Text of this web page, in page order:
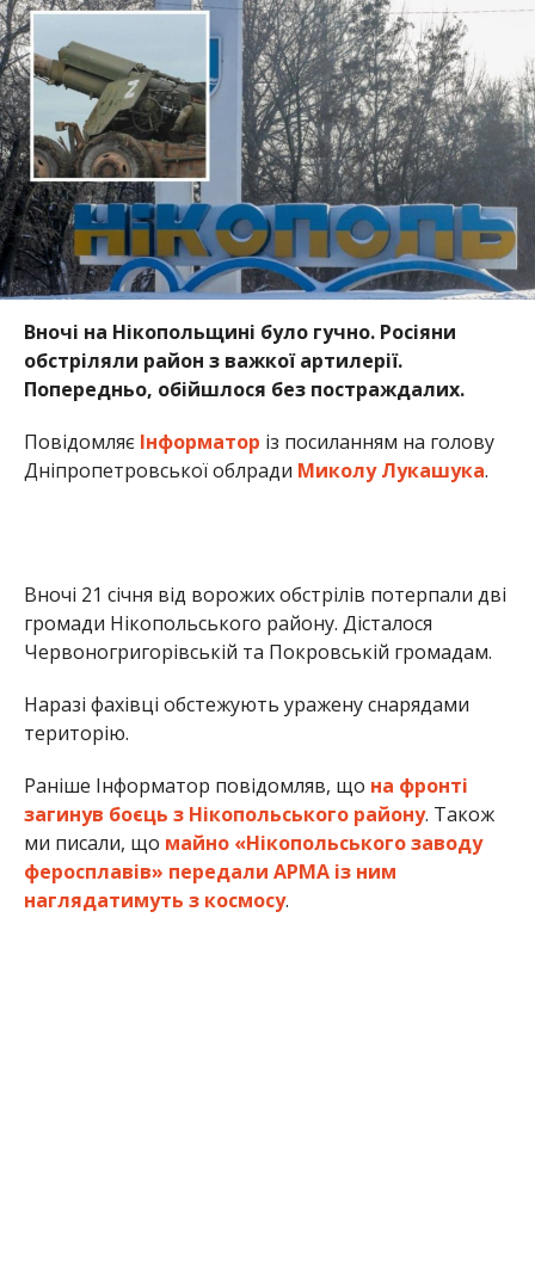
обстріляли район з важкої артилерії.
Попередньо, обійшлося без постраждалих.
ПовідомляєІнформаторіз посиланням на голову
Дніпропетровської облрадиМиколу Лукашука.
Вночі 21 січня від ворожих обстрілів потерпали дві
громади Нікопольського району. Дісталося
Наразі фахівці обстежують уражену снарядами
територію.
Раніше Інформатор повідомляв, щона фронті
загинув боєць з Нікопольського району. Також